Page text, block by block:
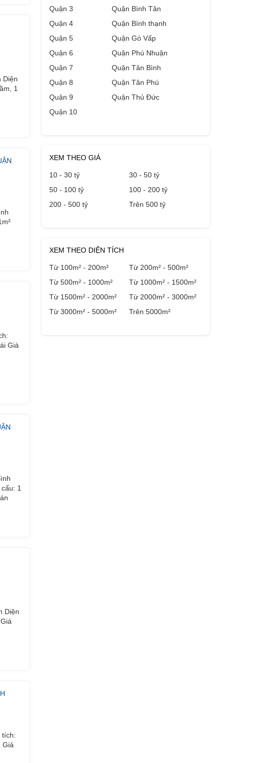
Diện
1
Giá
1
Diện
tích:
Giá
Quận 3
Quận 4
Quận 5
Quận 6
Quận 7
Quận 8
Quận 9
Quận 10
Quận Bình Tân
Quận Bình thạnh
Quận Gò Vấp
Quận Phú Nhuận
Quận Tân Bình
Quận Tân Phú
Quận Thủ Đức
XEM THEO GIÁ
10 - 30 tỷ
30 - 50 tỷ
50 - 100 tỷ
100 - 200 tỷ
200 - 500 tỷ
Trên 500 tỷ
XEM THEO DIỆN TÍCH
Từ 100m² - 200m²
Từ 200m² - 500m²
Từ 500m² - 1000m²
Từ 1000m² - 1500m²
Từ 1500m² - 2000m²
Từ 2000m² - 3000m²
Từ 3000m² - 5000m²
Trên 5000m²